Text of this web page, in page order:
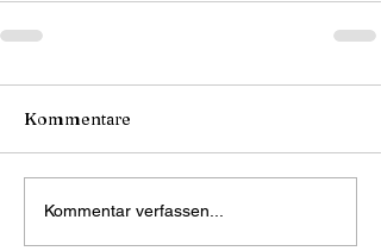
Kommentare
Kommentar verfassen...